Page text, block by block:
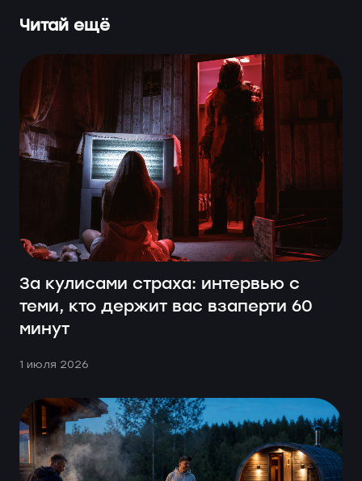
Читай ещё
За кулисами страха: интервью с
теми, кто держит вас взаперти 60
минут
1 июля 2026